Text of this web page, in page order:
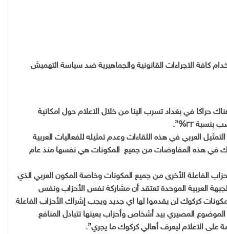
كافة الاجراءات القانونية والجماهيرية ضد سياسة التهميش
حراكا في بغداد تسرب الينا من خلال الاعلام حول امكانية
٣٢%”.
العربي في هذه اللقاءات وعدم تمثيله للفعاليات العربية
في هذه المفاوضات من جميع المكونات هي نفسها منذ عام
الفاعلة الأخرى من جميع المكونات وخاصة المكون العربي الذي
العربية الموحدة تعتقد أن مشاركة نفس الأحزاب ونفس
يقودون المحافظة منذ ٢٠٠٣ من جميع مكونات كركوك لن يقدموا لها اي جديد ويجب إشراك الأحزاب الفاعلة
المصيري بيد أشخاص وأحزاب بعينها تتبادل المنافع
على الاعلام ليعرف أهالي كركوك ما يجري”.